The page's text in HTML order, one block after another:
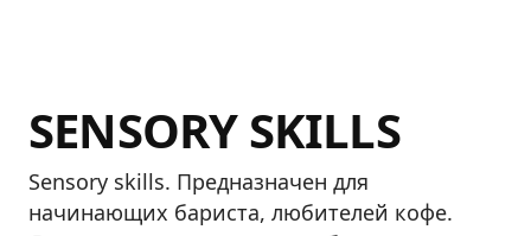
SENSORY SKILLS
Sensory skills. Предназначен для
начинающих бариста, любителей кофе.